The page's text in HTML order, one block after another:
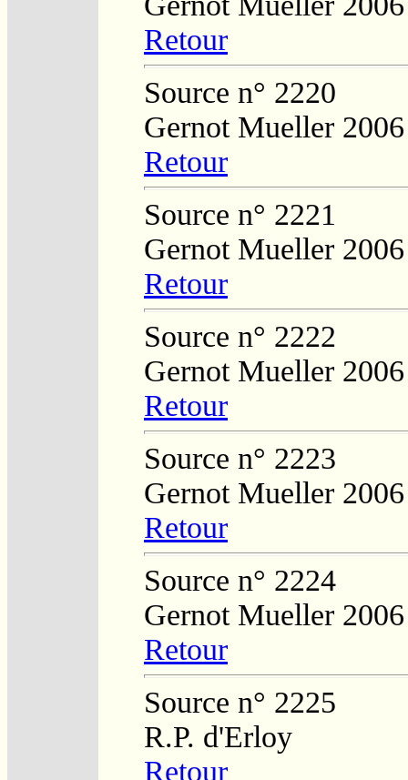
Retour
Source n° 2220
Gernot Mueller 2006
Retour
Source n° 2221
Gernot Mueller 2006
Retour
Source n° 2222
Gernot Mueller 2006
Retour
Source n° 2223
Gernot Mueller 2006
Retour
Source n° 2224
Gernot Mueller 2006
Retour
Source n° 2225
R.P. d'Erloy
Retour